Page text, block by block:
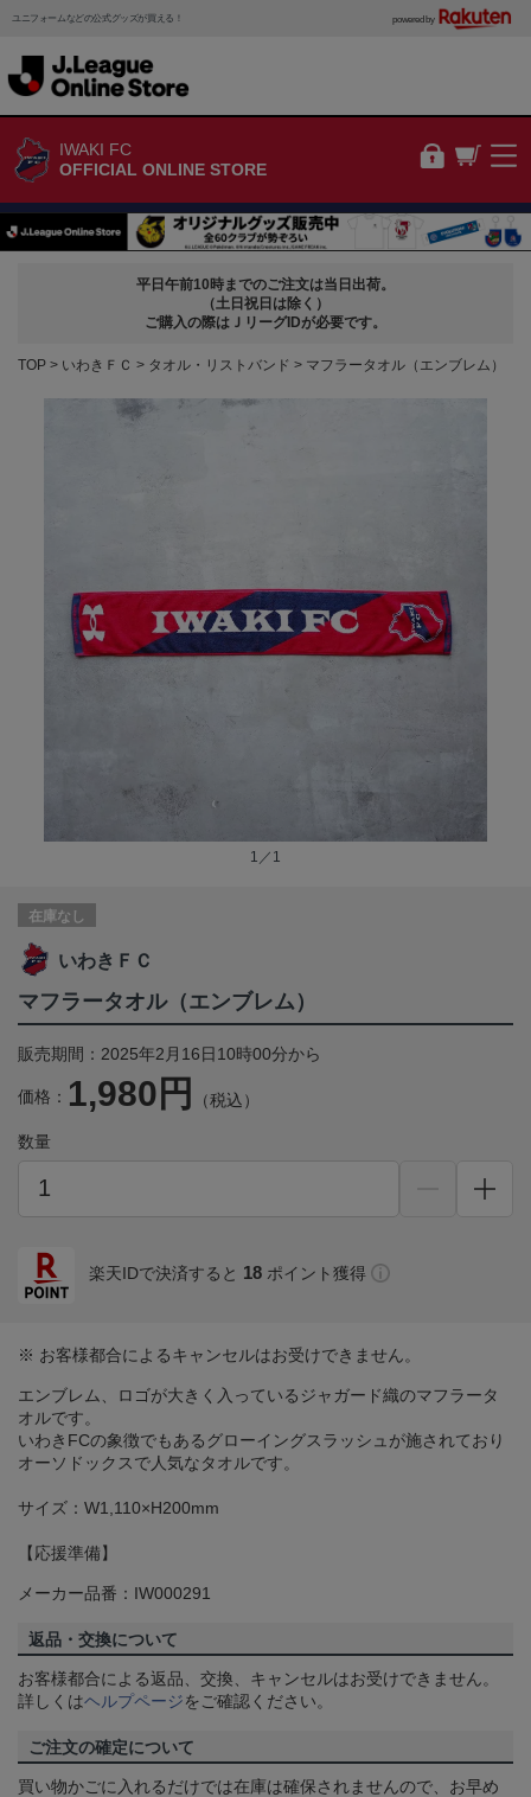
ユニフォームなどの公式グッズが買える！ powered by
IWAKI FC
OFFICIAL ONLINE STORE
平日午前10時までのご注文は当日出荷。
（土日祝日は除く）
ご購入の際はＪリーグIDが必要です。
TOP いわきＦＣ タオル・リストバンド マフラータオル（エンブレム）
1／1
在庫なし
いわきＦＣ
マフラータオル（エンブレム）
販売期間：2025年2月16日10時00分から
価格： 1,980円 （税込）
数量
楽天IDで決済すると 18 ポイント獲得
※ お客様都合によるキャンセルはお受けできません。
エンブレム、ロゴが大きく入っているジャガード織のマフラータ
オルです。
いわきFCの象徴でもあるグローイングスラッシュが施されており
オーソドックスで人気なタオルです。
サイズ：W1,110×H200mm
【応援準備】
メーカー品番：IW000291
返品・交換について
お客様都合による返品、交換、キャンセルはお受けできません。
詳しくはヘルプページをご確認ください。
ご注文の確定について
買い物かごに入れるだけでは在庫は確保されませんので、お早め